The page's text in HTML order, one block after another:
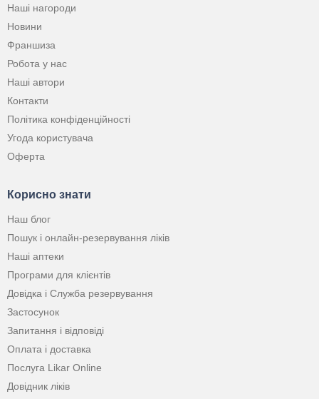
Наші нагороди
Новини
Франшиза
Робота у нас
Наші автори
Контакти
Політика конфіденційності
Угода користувача
Оферта
Корисно знати
Наш блог
Пошук і онлайн-резервування ліків
Наші аптеки
Програми для клієнтів
Довідка і Служба резервування
Застосунок
Запитання і відповіді
Оплата і доставка
Послуга Likar Online
Довідник ліків